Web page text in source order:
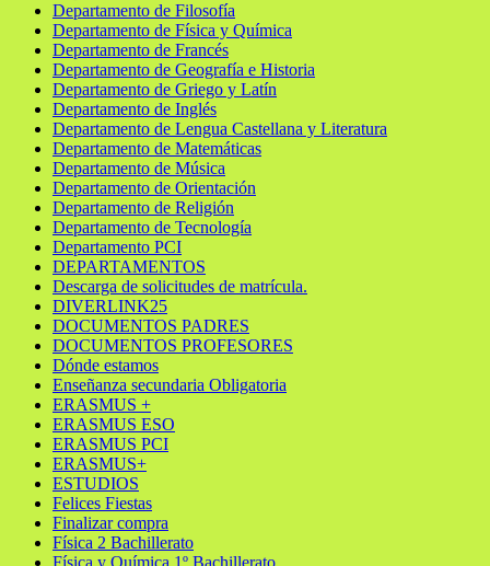
Departamento de Filosofía
Departamento de Física y Química
Departamento de Francés
Departamento de Geografía e Historia
Departamento de Griego y Latín
Departamento de Inglés
Departamento de Lengua Castellana y Literatura
Departamento de Matemáticas
Departamento de Música
Departamento de Orientación
Departamento de Religión
Departamento de Tecnología
Departamento PCI
DEPARTAMENTOS
Descarga de solicitudes de matrícula.
DIVERLINK25
DOCUMENTOS PADRES
DOCUMENTOS PROFESORES
Dónde estamos
Enseñanza secundaria Obligatoria
ERASMUS +
ERASMUS ESO
ERASMUS PCI
ERASMUS+
ESTUDIOS
Felices Fiestas
Finalizar compra
Física 2 Bachillerato